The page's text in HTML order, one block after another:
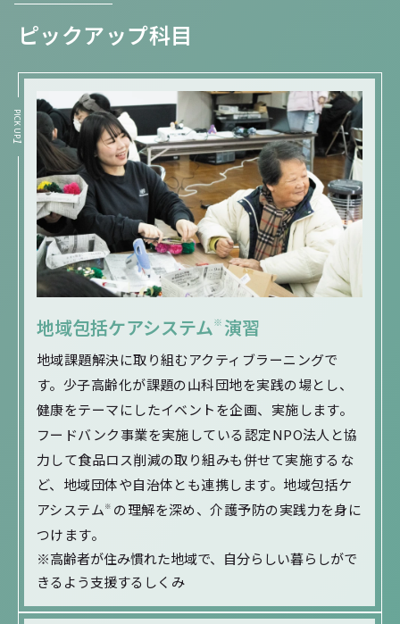
都桂／洛和会／ならまちリハビリテーション ほか
将来の進路イメージ
病院
診療所
介護老人保健施設
リハビリテーションセンター
各種福祉施設
療育センター
保育所・幼稚園・学校
ピックアップ科目
PICK UP
1
地域包括ケアシステム※ 演習
地域課題解決に取り組むアクティブラーニングで
す。少子高齢化が課題の山科団地を実践の場とし、
健康をテーマにしたイベントを企画、実施します。
フードバンク事業を実施している認定NPO法人と協
力して食品ロス削減の取り組みも併せて実施するな
ど、地域団体や自治体とも連携します。地域包括ケ
アシステム※ の理解を深め、介護予防の実践力を身に
つけます。
※高齢者が住み慣れた地域で、自分らしい暮らしがで
きるよう支援するしくみ